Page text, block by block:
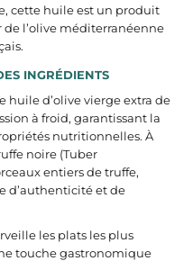
cette huile est un produit
l’olive méditerranéenne
INGRÉDIENTS
d’olive vierge extra de
à froid, garantissant la
nutritionnelles. À
noire (Tuber
entiers de truffe,
d’authenticité et de
les plats les plus
touche gastronomique